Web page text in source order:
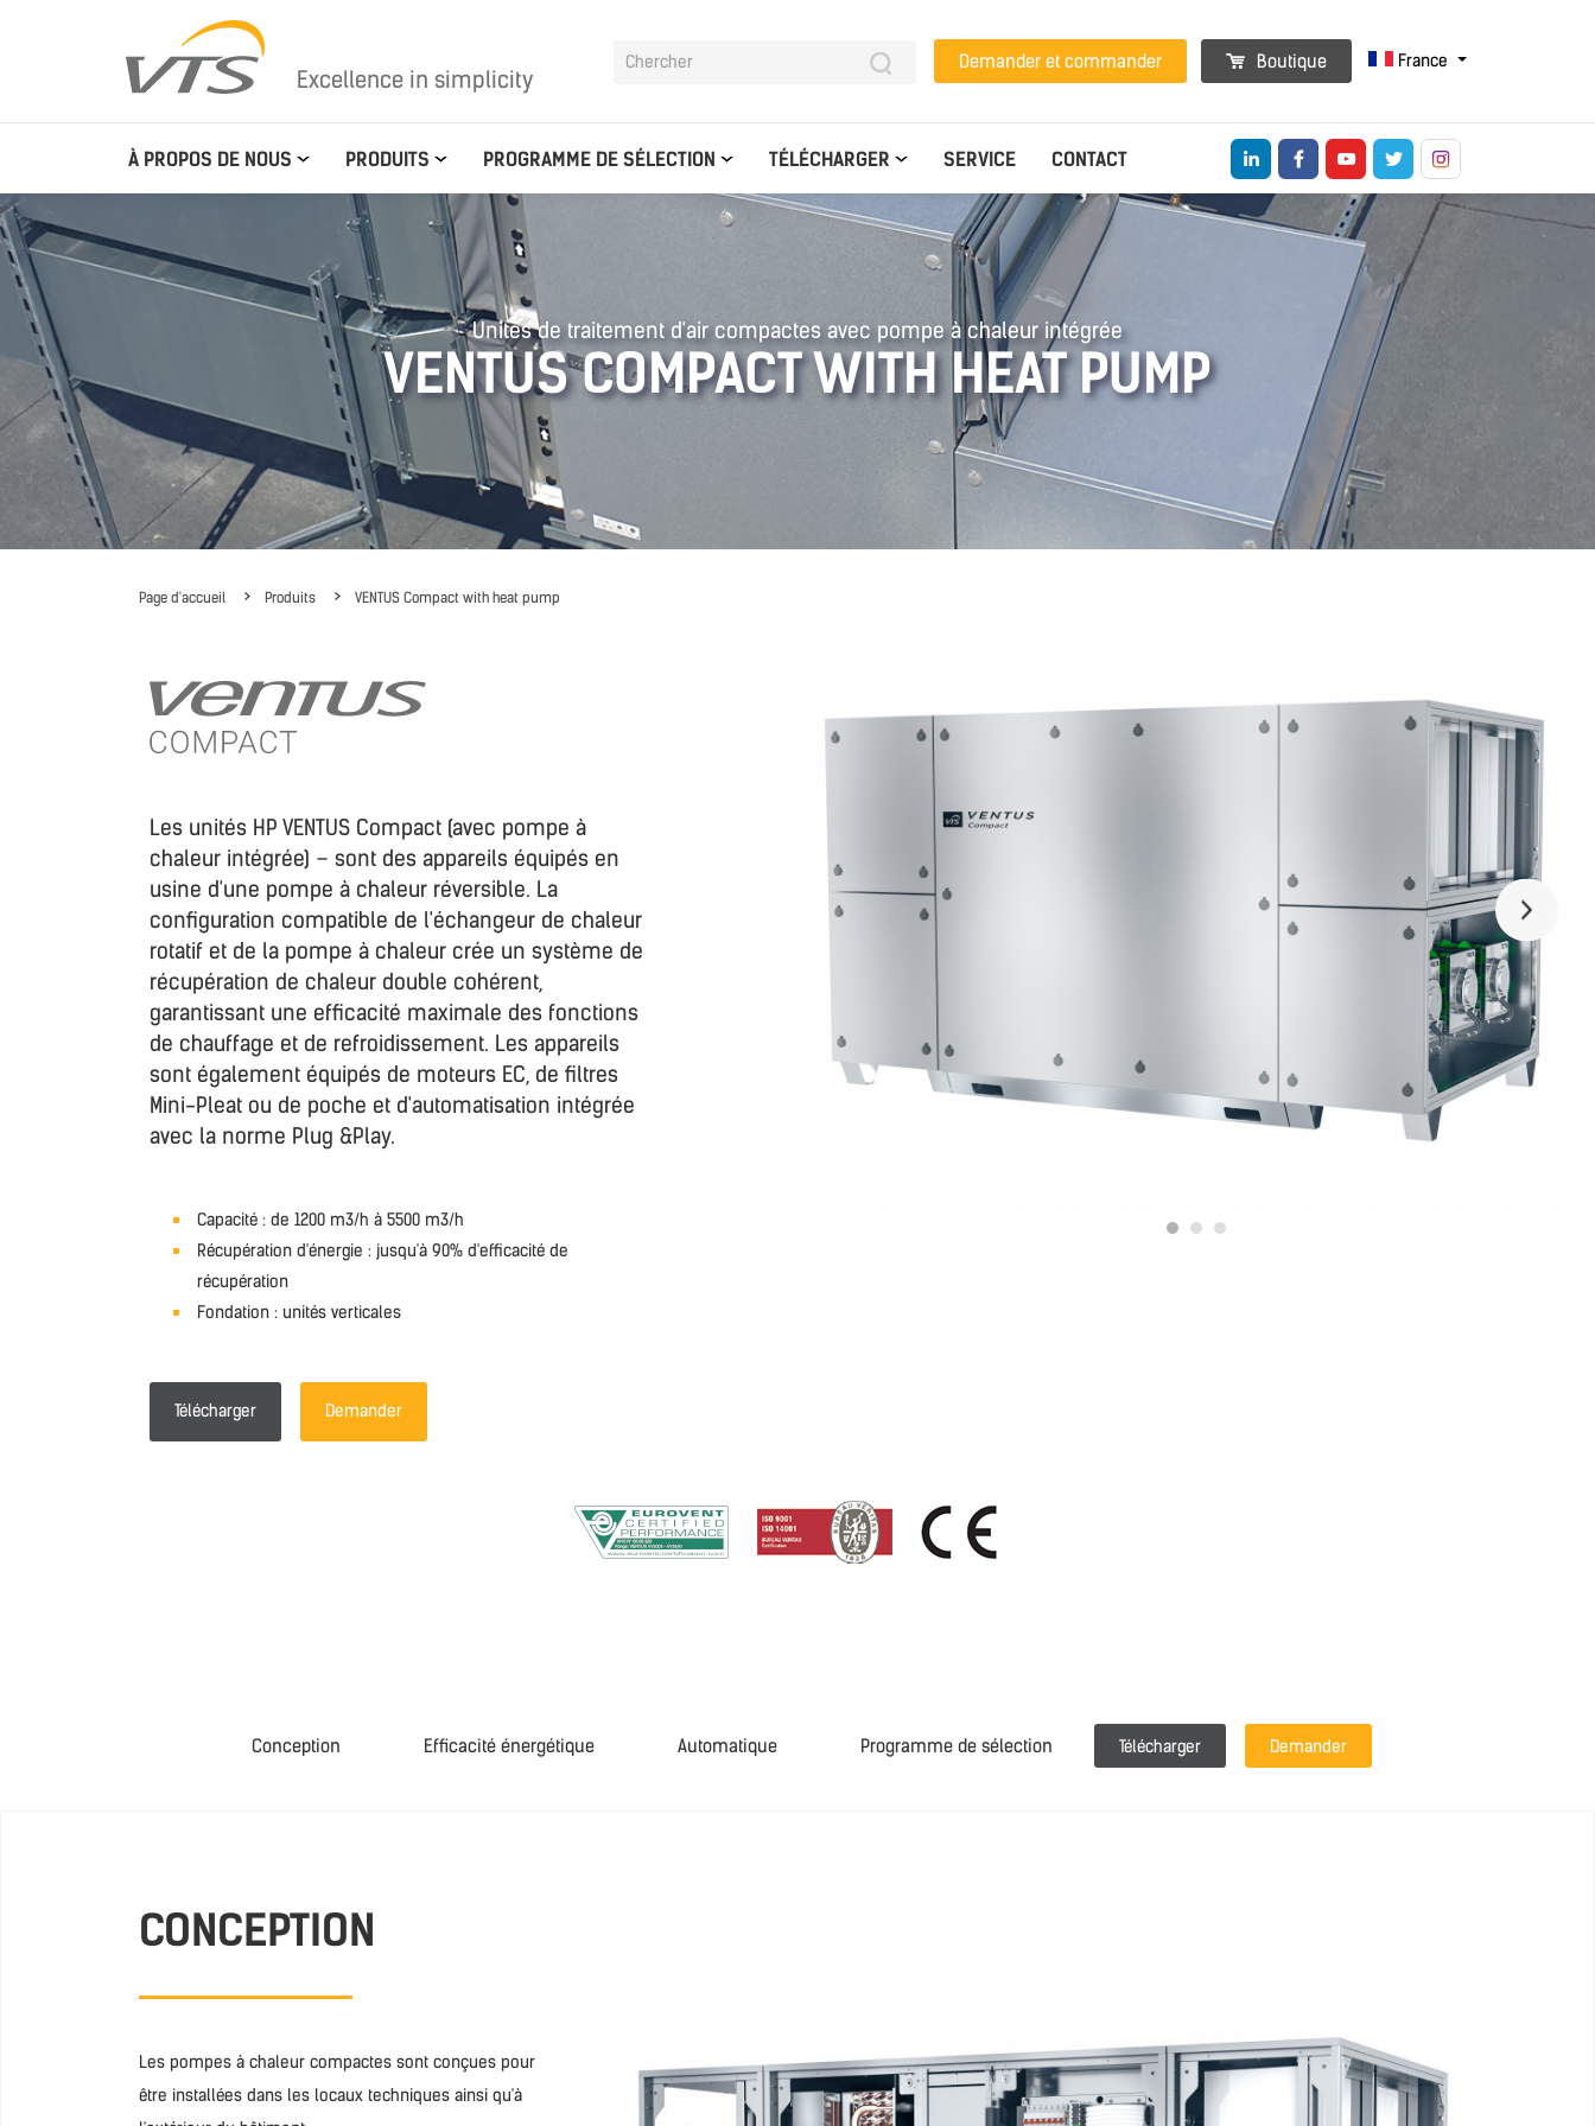
Excellence in simplicity
Demander et commander Boutique France
À PROPOS DE NOUS PRODUITS PROGRAMME DE SÉLECTION TÉLÉCHARGER SERVICE CONTACT
Unités de traitement d'air compactes avec pompe à chaleur intégrée
VENTUS COMPACT WITH HEAT PUMP
Page d'accueil Produits VENTUS Compact with heat pump
Les unités HP VENTUS Compact (avec pompe à
chaleur intégrée) – sont des appareils équipés en
usine d'une pompe à chaleur réversible. La
configuration compatible de l'échangeur de chaleur
rotatif et de la pompe à chaleur crée un système de
récupération de chaleur double cohérent,
garantissant une efficacité maximale des fonctions
de chauffage et de refroidissement. Les appareils
sont également équipés de moteurs EC, de filtres
Mini-Pleat ou de poche et d'automatisation intégrée
avec la norme Plug &Play.
Capacité : de 1200 m3/h à 5500 m3/h
Récupération d'énergie : jusqu'à 90% d'efficacité de
récupération
Fondation : unités verticales
Télécharger Demander
Conception Efficacité énergétique Automatique Programme de sélection Télécharger Demander
CONCEPTION
Les pompes à chaleur compactes sont conçues pour
être installées dans les locaux techniques ainsi qu'à